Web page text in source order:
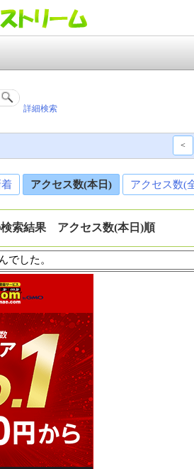
詳細検索
<
アクセス数(本日) アクセス数(
索結果 アクセス数(本日)順
でした。